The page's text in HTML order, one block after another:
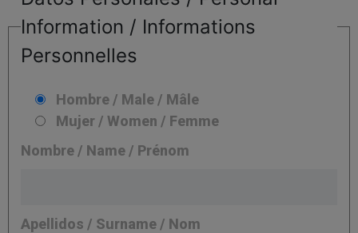
Information / Informations
Personnelles
Hombre / Male / Mâle
Mujer / Women / Femme
Nombre / Name / Prénom
Apellidos / Surname / Nom